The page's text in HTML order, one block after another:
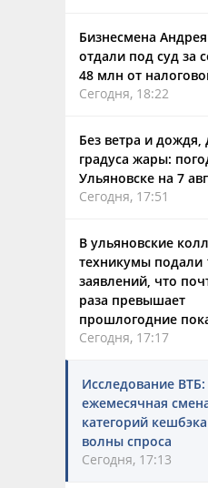
Бизнесмена
отдали под суд за
48 млн от
Сегодня, 18:22
Без ветра и дождя,
градуса жары:
Ульяновске на 7
Сегодня, 17:51
В ульяновские
техникумы подали
заявлений, что
раза превышает
прошлогодние
Сегодня, 17:17
Исследование ВТБ:
ежемесячная
категорий
волны спроса
Сегодня, 17:13